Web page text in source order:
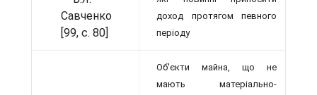
Савченко
[99, с. 80]
доход протягом певного
періоду
Об'єкти майна, що не
мають матеріально-